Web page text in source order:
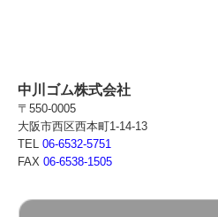
中川ゴム株式会社
〒550-0005
大阪市西区西本町1-14-13
TEL 06-6532-5751
FAX 06-6538-1505